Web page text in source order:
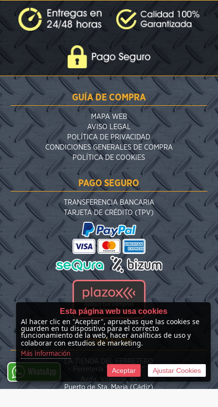
GUÍA DE COMPRA
MAPA WEB
AVISO LEGAL
POLÍTICA DE PRIVACIDAD
CONDICIONES GENERALES DE COMPRA
POLÍTICA DE COOKIES
PAGO SEGURO
TRANSFERENCIA BANCARIA
TARJETA DE CRÉDITO (TPV)
CONTACTO
LA TIENDA DEL FERRETERO
- Ferretería "Las Nieves" -
Avda. Valencia, 35
Puerto de Sta. María (Cádiz)
WhatsApp
Esta página web usa cookies
Al hacer clic en "Aceptar", apruebas que las cookies se
guarden en tu dispositivo para el correcto
funcionamiento de la web, hacer analíticas de uso y
colaborar con estudios de marketing.
Más Información
Aceptar Ajustar Cookies